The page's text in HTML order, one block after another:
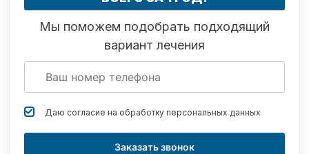
Мы поможем подобрать подходящий
вариант лечения
Даю согласие на обработку персональных данных
Заказать звонок